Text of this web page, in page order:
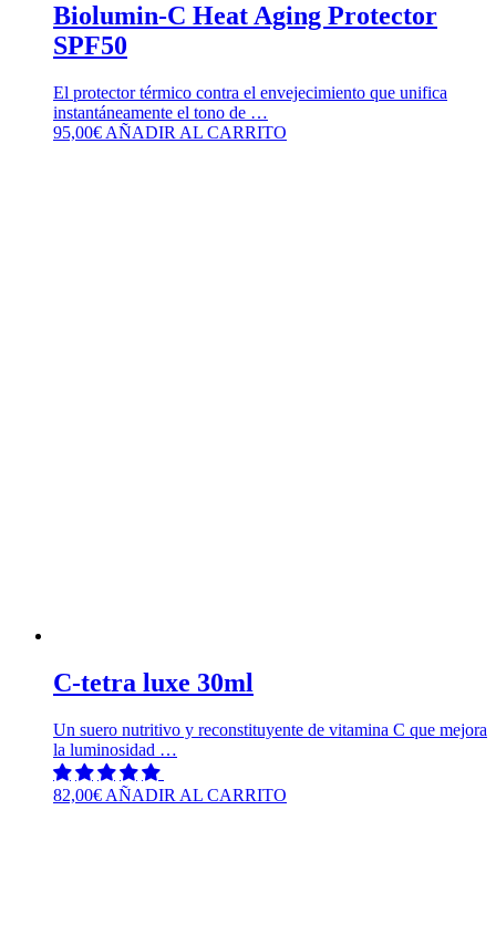
Biolumin-C Heat Aging Protector
SPF50
El protector térmico contra el envejecimiento que unifica
instantáneamente el tono de …
95,00€ AÑADIR AL CARRITO
C-tetra luxe 30ml
Un suero nutritivo y reconstituyente de vitamina C que mejora
la luminosidad …
82,00€ AÑADIR AL CARRITO